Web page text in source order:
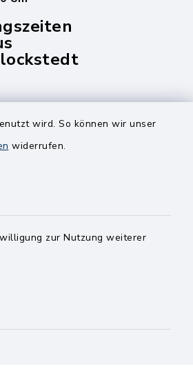
wird. So können wir unser
widerrufen.
zur Nutzung weiterer
Uhr